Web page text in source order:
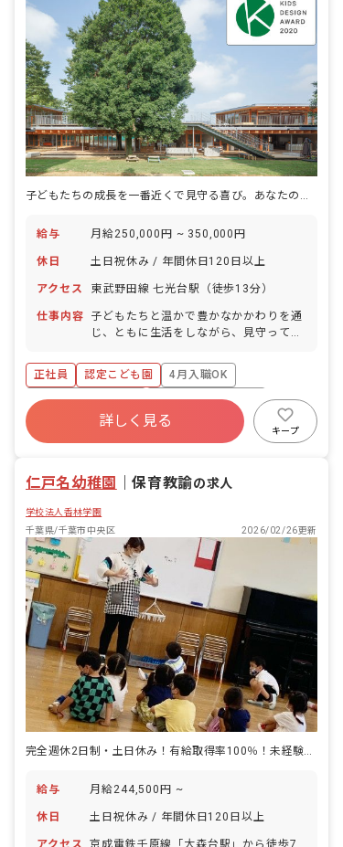
子どもたちの成長を一番近くで見守る喜び。あなたの温かい心が輝く場所がここにあります。
給与 月給250,000円 ~ 350,000円
休日 土日祝休み / 年間休日120日以上
アクセス 東武野田線 七光台駅（徒歩13分）
仕事内容
子どもたちと温かで豊かなかかわりを通
じ、ともに生活をしながら、見守ってい
正社員
認定こども園
4月入職OK
ボーナス・賞与あり
年間休日120日以上
寮・住宅・家賃補助あり
社会保険完備
詳しく見る
キープ
仁戸名幼稚園 ｜保育教諭の求人
学校法人香林学園
千葉県/千葉市中央区
2026/02/26更新
給与 月給244,500円 ~
休日 土日祝休み / 年間休日120日以上
アクセス 京成電鉄千原線「大森台駅」から徒歩7